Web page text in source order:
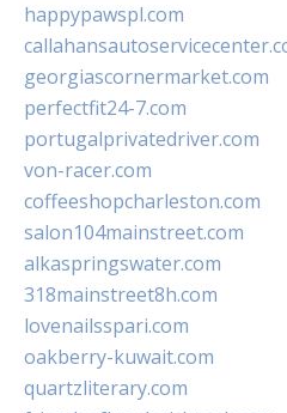
happypawspl.com
georgiascornermarket.com
perfectfit24-7.com
portugalprivatedriver.com
von-racer.com
coffeeshopcharleston.com
salon104mainstreet.com
alkaspringswater.com
318mainstreet8h.com
lovenailsspari.com
oakberry-kuwait.com
quartzliterary.com